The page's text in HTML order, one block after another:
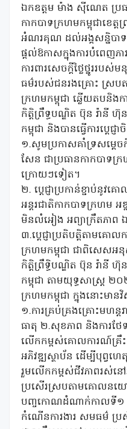
ឯកឧត្តម ម៉ាង ស៊ីណេត ប្រធ
កាកបាទក្រហមកម្ពុជាខេត្
អំណរគុណ ដល់អង្គសន្និបាទ
ផ្ដល់ឱកាសក្នុងការបំពេញភ
ការពារសេចក្ដីថ្លៃថ្នូររប
ធម៌របស់ជនរងគ្រោះ ស្រប
ក្រហមកម្ពុជា ឆ្លើយតបនិង
កិត្តិព្រឹទ្ធបណ្ឌិត ប៊ុន រ៉ានី
កម្ពុជា និងបានធ្វើការប្ដេជ្ញ
១.សូមប្រកាសគាំទ្រសម្តេច
សែន ជាប្រធានកាកបាទក្
ក្រោយៗទៀត។
២. ប្តេជ្ញាប្រកាន់ខ្ជាប់នូ
អន្តរជាតិកាកបាទក្រហម
មិនលំអៀង អព្យាក្រឹតភាព ឯក
៣.ប្តេជ្ញាប្រតិបត្តិតាមគ
ក្រហមកម្ពុជា ជាពិសេសអ
កិត្តិព្រឹទ្ធិបណ្ឌិត ប៊ុន រ៉ានី
កម្ពុជា តាមយុទ្ធសាស្ត្រ
ក្រហមកម្ពុជា ក្នុងនោះមា
១.ការគ្រប់គ្រងគ្រោះមហន្
ធាតុ ២.សុខភាព និងការថ
លើកកម្ពស់គោលការណ៍គ្រឹះ
អភិវឌ្ឍស្ថាប័ន ដើម្បីបុព្វ
រួមលើកកម្ពស់ជីវភាពរស់នៅ
ប្រសើរស្របតាមគោលនយ
បញ្ចកោណដំណាក់កាលទី១ រ
កំណើនការងារ សមធម៌ ប្